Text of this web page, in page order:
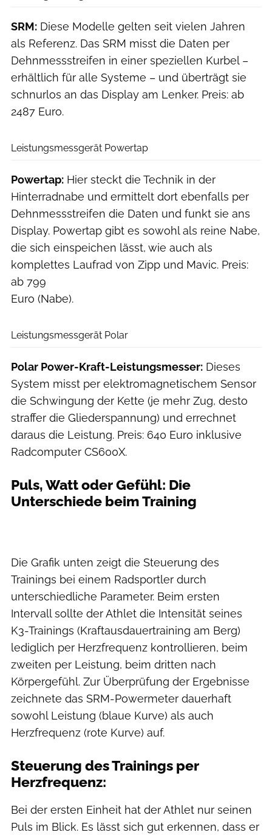
SRM: Diese Modelle gelten seit vielen Jahren
als Referenz. Das SRM misst die Daten per
Dehnmessstreifen in einer speziellen Kurbel –
erhältlich für alle Systeme – und überträgt sie
schnurlos an das Display am Lenker. Preis: ab
2487 Euro.
Leistungsmessgerät Powertap
Powertap: Hier steckt die Technik in der
Hinterradnabe und ermittelt dort ebenfalls per
Dehnmessstreifen die Daten und funkt sie ans
Display. Powertap gibt es sowohl als reine Nabe,
die sich einspeichen lässt, wie auch als
komplettes Laufrad von Zipp und Mavic. Preis:
ab 799
Euro (Nabe).
Leistungsmessgerät Polar
Polar Power-Kraft-Leistungsmesser: Dieses
System misst per elektromagnetischem Sensor
die Schwingung der Kette (je mehr Zug, desto
straffer die Gliederspannung) und errechnet
daraus die Leistung. Preis: 640 Euro inklusive
Radcomputer CS600X.
Puls, Watt oder Gefühl: Die
Unterschiede beim Training
Die Grafik unten zeigt die Steuerung des
Trainings bei einem Radsportler durch
unterschiedliche Parameter. Beim ersten
Intervall sollte der Athlet die Intensität seines
K3-Trainings (Kraftausdauertraining am Berg)
lediglich per Herzfrequenz kontrollieren, beim
zweiten per Leistung, beim dritten nach
Körpergefühl. Zur Überprüfung der Ergebnisse
zeichnete das SRM-Powermeter dauerhaft
sowohl Leistung (blaue Kurve) als auch
Herzfrequenz (rote Kurve) auf.
Steuerung des Trainings per
Herzfrequenz:
Bei der ersten Einheit hat der Athlet nur seinen
Puls im Blick. Es lässt sich gut erkennen, dass er